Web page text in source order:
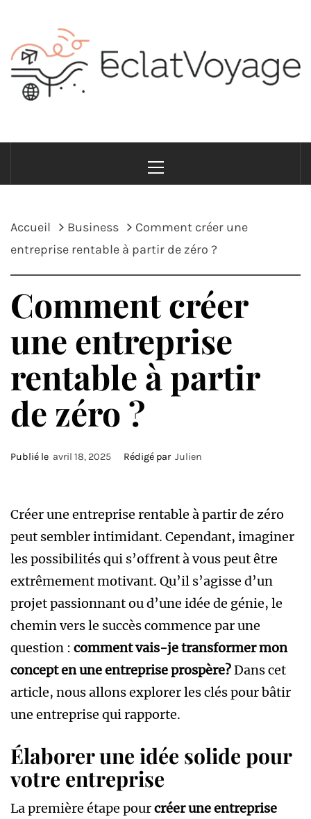
contenu
ECLATVOYAGE
Voyage avec style et sens
principal
Accueil Business
Comment créer une
entreprise rentable à partir de zéro ?
Comment créer
une entreprise
rentable à partir
de zéro ?
Publié le avril 18, 2025 Rédigé par Julien
Créer une entreprise rentable à partir de zéro
peut sembler intimidant. Cependant, imaginer
les possibilités qui s’offrent à vous peut être
extrêmement motivant. Qu’il s’agisse d’un
projet passionnant ou d’une idée de génie, le
chemin vers le succès commence par une
question : comment vais-je transformer mon
concept en une entreprise prospère?Dans cet
article, nous allons explorer les clés pour bâtir
une entreprise qui rapporte.
Élaborer une idée solide pour
votre entreprise
La première étape pourcréer une entreprise